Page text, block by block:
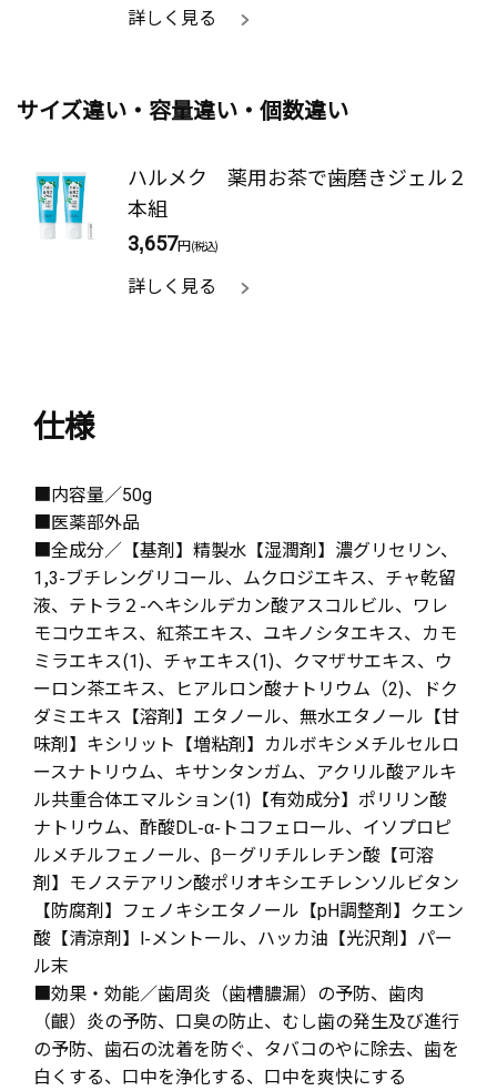
詳しく見る
サイズ違い・容量違い・個数違い
ハルメク 薬用お茶で歯磨きジェル２
本組
3,657円(税込)
詳しく見る
仕様
■内容量／50g
■医薬部外品
■全成分／【基剤】精製水【湿潤剤】濃グリセリン、
1,3-ブチレングリコール、ムクロジエキス、チャ乾留
液、テトラ２-ヘキシルデカン酸アスコルビル、ワレ
モコウエキス、紅茶エキス、ユキノシタエキス、カモ
ミラエキス(1)、チャエキス(1)、クマザサエキス、ウ
ーロン茶エキス、ヒアルロン酸ナトリウム（2)、ドク
ダミエキス【溶剤】エタノール、無水エタノール【甘
味剤】キシリット【増粘剤】カルボキシメチルセルロ
ースナトリウム、キサンタンガム、アクリル酸アルキ
ル共重合体エマルション(1)【有効成分】ポリリン酸
ナトリウム、酢酸DL-α-トコフェロール、イソプロピ
ルメチルフェノール、β－グリチルレチン酸【可溶
剤】モノステアリン酸ポリオキシエチレンソルビタン
【防腐剤】フェノキシエタノール【pH調整剤】クエン
酸【清涼剤】l-メントール、ハッカ油【光沢剤】パー
ル末
■効果・効能／歯周炎（歯槽膿漏）の予防、歯肉
（齦）炎の予防、口臭の防止、むし歯の発生及び進行
の予防、歯石の沈着を防ぐ、タバコのやに除去、歯を
白くする、口中を浄化する、口中を爽快にする